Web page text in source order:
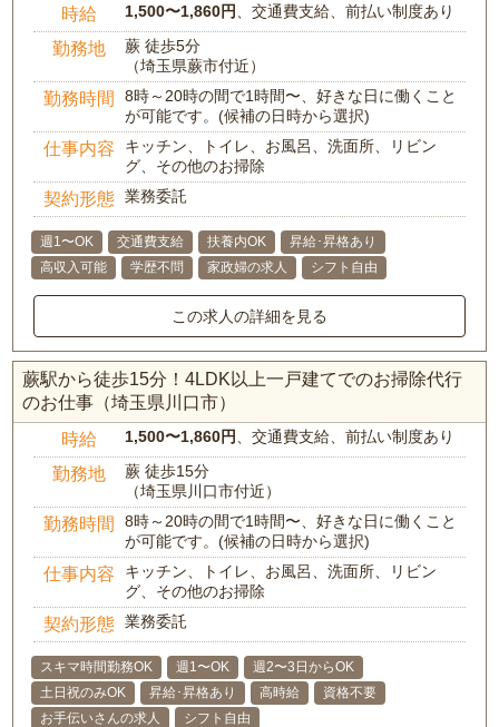
時給 1,500〜1,860円 、交通費支給、前払い制度あり
勤務地
蕨 徒歩5分
（埼玉県蕨市付近）
勤務時間
8時～20時の間で1時間〜、好きな日に働くこと
が可能です。(候補の日時から選択)
仕事内容
キッチン、トイレ、お風呂、洗面所、リビン
グ、その他のお掃除
契約形態 業務委託
週1〜OK 交通費支給 扶養内OK
昇給･昇格あり
高収入可能
学歴不問 家政婦の求人 シフト自由
この求人の詳細を見る
蕨駅から徒歩15分！4LDK以上一戸建てでのお掃除代行
のお仕事（埼玉県川口市）
時給 1,500〜1,860円 、交通費支給、前払い制度あり
勤務地
蕨 徒歩15分
（埼玉県川口市付近）
勤務時間
8時～20時の間で1時間〜、好きな日に働くこと
が可能です。(候補の日時から選択)
仕事内容
キッチン、トイレ、お風呂、洗面所、リビン
グ、その他のお掃除
契約形態 業務委託
スキマ時間勤務OK 週1〜OK
週2〜3日からOK
土日祝のみOK
昇給･昇格あり 高時給
資格不要
お手伝いさんの求人
シフト自由